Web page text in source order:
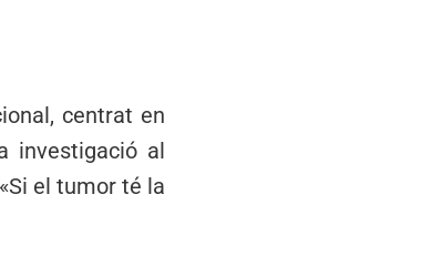
centrat en
investigació al
el tumor té la